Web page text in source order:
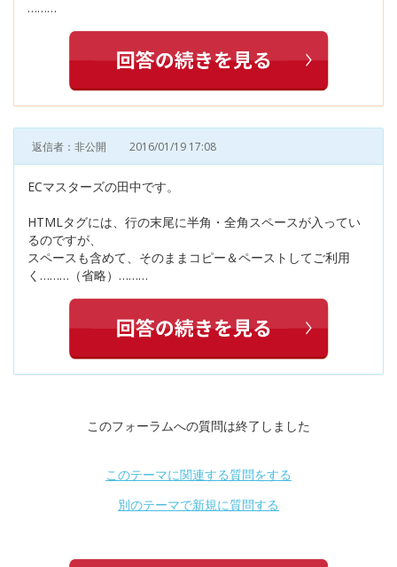
………
返信者：非公開 2016/01/19 17:08
ECマスターズの田中です。
HTMLタグには、行の末尾に半角・全角スペースが入ってい
るのですが、
スペースも含めて、そのままコピー＆ペーストしてご利用
く………（省略）………
このフォーラムへの質問は終了しました
このテーマに関連する質問をする
別のテーマで新規に質問する